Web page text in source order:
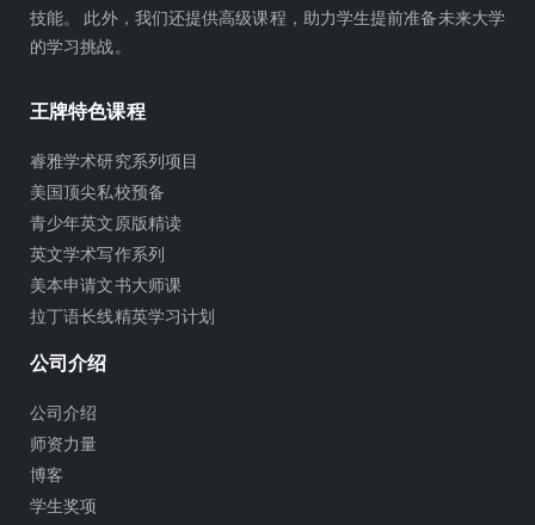
技能。 此外，我们还提供高级课程，助力学生提前准备未来大学
的学习挑战。
王牌特色课程
睿雅学术研究系列项目
美国顶尖私校预备
青少年英文原版精读
英文学术写作系列
美本申请文书大师课
拉丁语长线精英学习计划
公司介绍
公司介绍
师资力量
博客
学生奖项